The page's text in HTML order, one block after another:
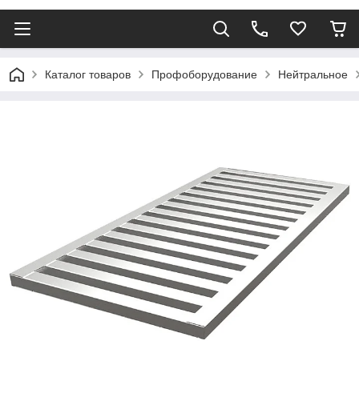
Каталог товаров Профоборудование Нейтральное